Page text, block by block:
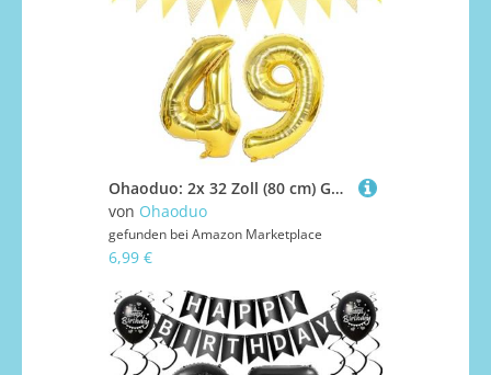
Ohaoduo: 2x 32 Zoll (80 cm) Gold Luftballons Zahl 49 + Happy Birthday Girlande + Banner Folienballon 49. Geburtstag Dekoration für Frauen & Männer, Unisex, Erwachsene, Geburtstagsparty
von Ohaoduo
gefunden bei Amazon Marketplace
6,99 €